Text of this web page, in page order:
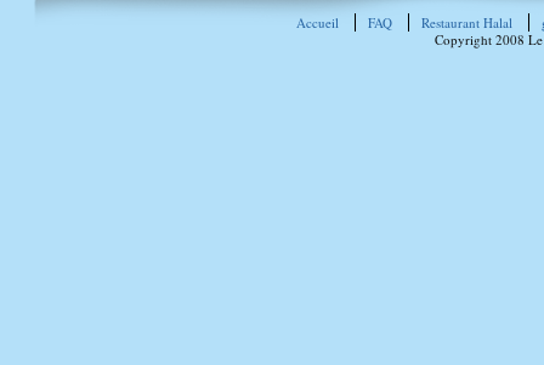
Accueil FAQ Restaurant Halal
Copyright 2008